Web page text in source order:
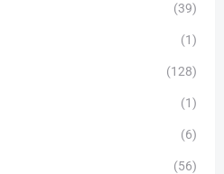
(39)
(1)
(128)
(1)
(6)
(56)